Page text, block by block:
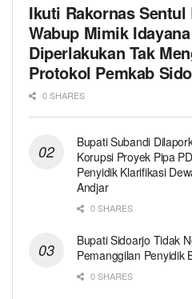
Ikuti Rakornas Sentul
Wabup Mimik Idayana
Diperlakukan Tak
Protokol Pemkab
0 SHARES
Bupati Subandi
Korupsi Proyek Pipa
Penyidik Klarifikasi
Andjar
0 SHARES
Bupati Sidoarjo Tidak
Pemanggilan Penyidik
0 SHARES